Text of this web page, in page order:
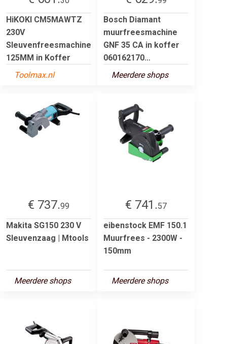
HiKOKI CM5MAWTZ
230V
Sleuvenfreesmachine
125MM in Koffer
Toolmax.nl
Bosch Diamant
muurfreesmachine
GNF 35 CA in koffer
060162170...
Meerdere shops
€ 737.99
Makita SG150 230 V
Sleuvenzaag | Mtools
Meerdere shops
€ 741.57
eibenstock EMF 150.1
Muurfrees - 2300W -
150mm
Meerdere shops